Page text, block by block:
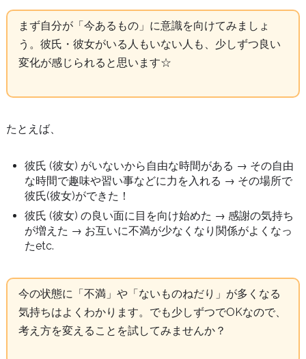
まず自分が「今あるもの」に意識を向けてみましょ
う。彼氏・彼女がいる人もいない人も、少しずつ良い
変化が感じられると思います☆
たとえば、
彼氏 (彼女) がいないから自由な時間がある → その自由
な時間で趣味や習い事などに力を入れる → その場所で
彼氏(彼女)ができた！
彼氏 (彼女) の良い面に目を向け始めた → 感謝の気持ち
が増えた → お互いに不満が少なくなり関係がよくなっ
たetc.
今の状態に「不満」や「ないものねだり」が多くなる
気持ちはよくわかります。でも少しずつでOKなので、
考え方を変えることを試してみませんか？